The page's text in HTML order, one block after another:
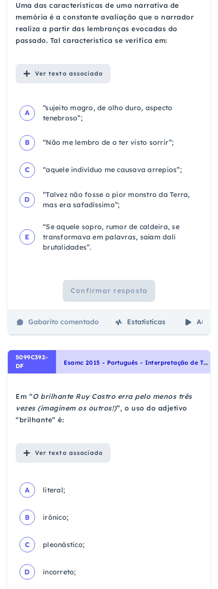
Uma das características de uma narrativa de
memória é a constante avaliação que o narrador
realiza a partir das lembranças evocadas do
passado. Tal característica se verifica em:
Ver texto associado
A
“sujeito magro, de olho duro, aspecto
tenebroso”;
B “Não me lembro de o ter visto sorrir”;
C “aquele indivíduo me causava arrepios”;
D
“Talvez não fosse o pior monstro da Terra,
mas era safadíssimo”;
E
“Se aquele sopro, rumor de caldeira, se
transformava em palavras, saíam dali
brutalidades”.
Confirmar resposta
Gabarito comentado Estatísticas Aulas
5099C392-
DF
E
samc 2015 - Português - Interpretação de Textos, Adjetivos, Morfologia, Noções Gerais de Compreensão e Interpretação de Texto
Em “O brilhante Ruy Castro erra pelo menos três
vezes (imaginem os outros!)”, o uso do adjetivo
“brilhante” é:
Ver texto associado
A literal;
B irônico;
C pleonástico;
D incorreto;